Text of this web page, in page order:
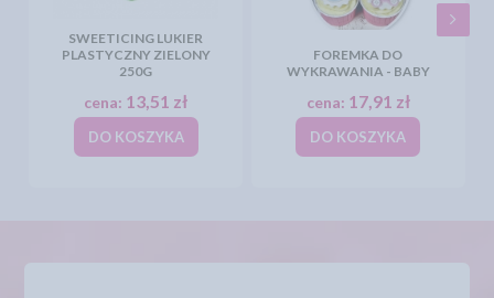
SWEETICING LUKIER
PLASTYCZNY ZIELONY
250G
cena: 13,51 zł
DO KOSZYKA
FOREMKA DO
WYKRAWANIA - BABY
cena: 17,91 zł
DO KOSZYKA